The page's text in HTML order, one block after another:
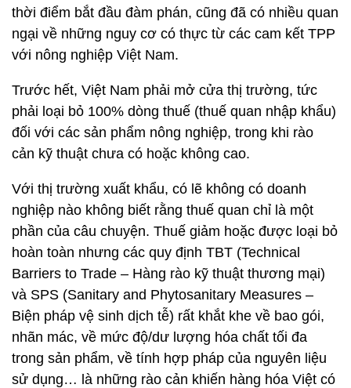
thời điểm bắt đầu đàm phán, cũng đã có nhiều quan
ngại về những nguy cơ có thực từ các cam kết TPP
với nông nghiệp Việt Nam.
Trước hết, Việt Nam phải mở cửa thị trường, tức
phải loại bỏ 100% dòng thuế (thuế quan nhập khẩu)
đối với các sản phẩm nông nghiệp, trong khi rào
cản kỹ thuật chưa có hoặc không cao.
Với thị trường xuất khẩu, có lẽ không có doanh
nghiệp nào không biết rằng thuế quan chỉ là một
phần của câu chuyện. Thuế giảm hoặc được loại bỏ
hoàn toàn nhưng các quy định TBT (Technical
Barriers to Trade – Hàng rào kỹ thuật thương mại)
và SPS (Sanitary and Phytosanitary Measures –
Biện pháp vệ sinh dịch tễ) rất khắt khe về bao gói,
nhãn mác, về mức độ/dư lượng hóa chất tối đa
trong sản phẩm, về tính hợp pháp của nguyên liệu
sử dụng… là những rào cản khiến hàng hóa Việt có